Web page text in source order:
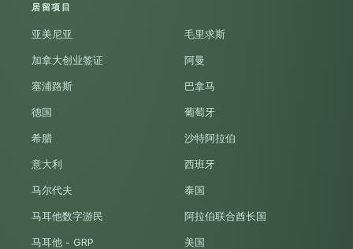
居留项目
亚美尼亚
加拿大创业签证
塞浦路斯
德国
希腊
意大利
马尔代夫
马耳他数字游民
马耳他 - GRP
毛里求斯
阿曼
巴拿马
葡萄牙
沙特阿拉伯
西班牙
泰国
阿拉伯联合酋长国
美国